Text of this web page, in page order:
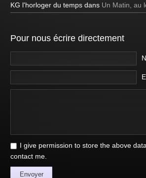
KG l'horloger du temps dans Un Matin, au
Pour nous écrire directement
I give permission to store the above
contact me.
Envoyer